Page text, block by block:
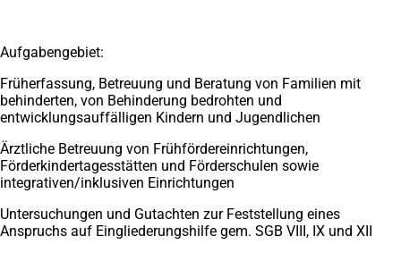
Aufgabengebiet:
Früherfassung, Betreuung und Beratung von Familien mit
behinderten, von Behinderung bedrohten und
entwicklungsauffälligen Kindern und Jugendlichen
Ärztliche Betreuung von Frühfördereinrichtungen,
Förderkindertagesstätten und Förderschulen sowie
integrativen/inklusiven Einrichtungen
Untersuchungen und Gutachten zur Feststellung eines
Anspruchs auf Eingliederungshilfe gem. SGB VIII, IX und XII